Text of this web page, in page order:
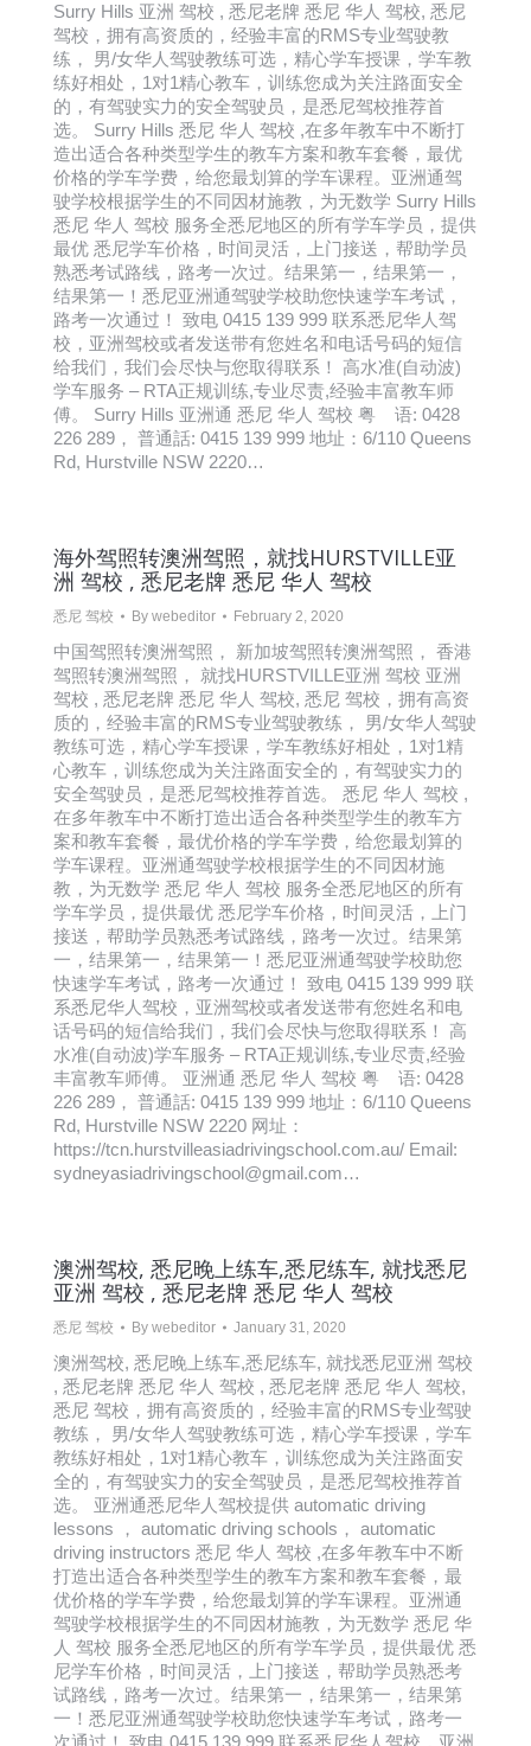
Surry Hills 亚洲 驾校 , 悉尼老牌 悉尼 华人 驾校, 悉尼
驾校，拥有高资质的，经验丰富的RMS专业驾驶教
练， 男/女华人驾驶教练可选，精心学车授课，学车教
练好相处，1对1精心教车，训练您成为关注路面安全
的，有驾驶实力的安全驾驶员，是悉尼驾校推荐首
选。 Surry Hills 悉尼 华人 驾校 ,在多年教车中不断打
造出适合各种类型学生的教车方案和教车套餐，最优
价格的学车学费，给您最划算的学车课程。亚洲通驾
驶学校根据学生的不同因材施教，为无数学 Surry Hills
悉尼 华人 驾校 服务全悉尼地区的所有学车学员，提供
最优 悉尼学车价格，时间灵活，上门接送，帮助学员
熟悉考试路线，路考一次过。结果第一，结果第一，
结果第一！悉尼亚洲通驾驶学校助您快速学车考试，
路考一次通过！ 致电 0415 139 999 联系悉尼华人驾
校，亚洲驾校或者发送带有您姓名和电话号码的短信
给我们，我们会尽快与您取得联系！ 高水准(自动波)
学车服务 – RTA正规训练,专业尽责,经验丰富教车师
傅。 Surry Hills 亚洲通 悉尼 华人 驾校 粤 语: 0428
226 289， 普通話: 0415 139 999 地址：6/110 Queens
Rd, Hurstville NSW 2220…
海外驾照转澳洲驾照，就找HURSTVILLE亚
洲 驾校 , 悉尼老牌 悉尼 华人 驾校
悉尼 驾校 By webeditor February 2, 2020
中国驾照转澳洲驾照， 新加坡驾照转澳洲驾照， 香港
驾照转澳洲驾照， 就找HURSTVILLE亚洲 驾校 亚洲
驾校 , 悉尼老牌 悉尼 华人 驾校, 悉尼 驾校，拥有高资
质的，经验丰富的RMS专业驾驶教练， 男/女华人驾驶
教练可选，精心学车授课，学车教练好相处，1对1精
心教车，训练您成为关注路面安全的，有驾驶实力的
安全驾驶员，是悉尼驾校推荐首选。 悉尼 华人 驾校 ,
在多年教车中不断打造出适合各种类型学生的教车方
案和教车套餐，最优价格的学车学费，给您最划算的
学车课程。亚洲通驾驶学校根据学生的不同因材施
教，为无数学 悉尼 华人 驾校 服务全悉尼地区的所有
学车学员，提供最优 悉尼学车价格，时间灵活，上门
接送，帮助学员熟悉考试路线，路考一次过。结果第
一，结果第一，结果第一！悉尼亚洲通驾驶学校助您
快速学车考试，路考一次通过！ 致电 0415 139 999 联
系悉尼华人驾校，亚洲驾校或者发送带有您姓名和电
话号码的短信给我们，我们会尽快与您取得联系！ 高
水准(自动波)学车服务 – RTA正规训练,专业尽责,经验
丰富教车师傅。 亚洲通 悉尼 华人 驾校 粤 语: 0428
226 289， 普通話: 0415 139 999 地址：6/110 Queens
Rd, Hurstville NSW 2220 网址：
https://tcn.hurstvilleasiadrivingschool.com.au/ Email:
sydneyasiadrivingschool@gmail.com…
澳洲驾校, 悉尼晚上练车,悉尼练车, 就找悉尼
亚洲 驾校 , 悉尼老牌 悉尼 华人 驾校
悉尼 驾校 By webeditor January 31, 2020
澳洲驾校, 悉尼晚上练车,悉尼练车, 就找悉尼亚洲 驾校
, 悉尼老牌 悉尼 华人 驾校 , 悉尼老牌 悉尼 华人 驾校,
悉尼 驾校，拥有高资质的，经验丰富的RMS专业驾驶
教练， 男/女华人驾驶教练可选，精心学车授课，学车
教练好相处，1对1精心教车，训练您成为关注路面安
全的，有驾驶实力的安全驾驶员，是悉尼驾校推荐首
选。 亚洲通悉尼华人驾校提供 automatic driving
lessons ， automatic driving schools， automatic
driving instructors 悉尼 华人 驾校 ,在多年教车中不断
打造出适合各种类型学生的教车方案和教车套餐，最
优价格的学车学费，给您最划算的学车课程。亚洲通
驾驶学校根据学生的不同因材施教，为无数学 悉尼 华
人 驾校 服务全悉尼地区的所有学车学员，提供最优 悉
尼学车价格，时间灵活，上门接送，帮助学员熟悉考
试路线，路考一次过。结果第一，结果第一，结果第
一！悉尼亚洲通驾驶学校助您快速学车考试，路考一
次通过！ 致电 0415 139 999 联系悉尼华人驾校，亚洲